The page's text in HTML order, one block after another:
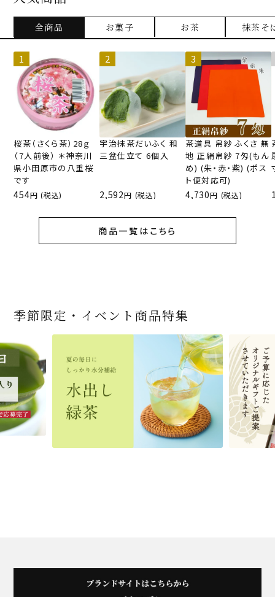
全商品 お菓子 お茶 抹茶そ
桜茶（さくら茶）28ｇ
（7人前後） ＊神奈川
県小田原市の八重桜
です
454 (税込)
宇治抹茶だいふく 和
三盆仕立て 6個入
2,592 (税込)
茶道具 帛紗 ふくさ 無
地 正絹帛紗 7匁(もん
め) (朱・赤・紫) (ポス
ト便対応可)
4,730 (税込)
商品一覧はこちら
宇治抹茶だいふく 和
三盆仕立て 6個入
2,592 (税込)
お茶屋の京都 宇治抹
1,743 (税込)
宇治抹茶 濃チーズケ
ーキ 『抹茶まる』 1セ
ット6個入
3,240 (税込)
商品一覧はこちら
桜茶（さくら茶）28ｇ
（7人前後） ＊神奈川
県小田原市の八重桜
です
454 (税込)
『釜炒りむぎ茶』 10g
324 (税込)
緑茶ティーパック（セ
ンパックシリーズ） 5g
×50袋
864 (税込)
商品一覧はこちら
宇治抹茶そば3袋・そ
ばつゆ6袋（6人前）セ
ット 化粧箱（カート
ン/ギフトボックス）
3,032 (税込)
【送料込み】宇治抹茶
そば160ｇ×2袋（4人
前）＋特撰そばつゆ4
個（ポスト便）
2,028 (税込)
宇治抹茶そば２袋・そ
ばつゆ４袋（４人前）
竹かごセット
2,278 (税込)
商品一覧はこちら
老舗茶舗の宇治抹茶
かすていらと宇治冠煎
茶の詰合せ
4,112 (税込)
宇治抹茶焼き菓子詰
4,511 (税込)
老舗茶舗のひやひやス
イーツセット 3種6個
3,356 (税込)
商品一覧はこちら
茶道具 帛紗 ふくさ 無
地 正絹帛紗 7匁(もん
め) (朱・赤・紫) (ポス
ト便対応可)
4,730 (税込)
茶道具 扇子（せんす）
扇子 利休百首 白竹 6
1,716 (税込)
おとなのお稽古セット
女子用 裏千家 茶道具
16,500 (税込)
商品一覧はこちら
季節限定・イベント商品特集